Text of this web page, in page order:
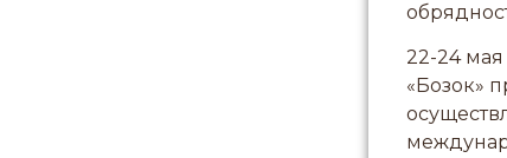
22-24
«Бозок»